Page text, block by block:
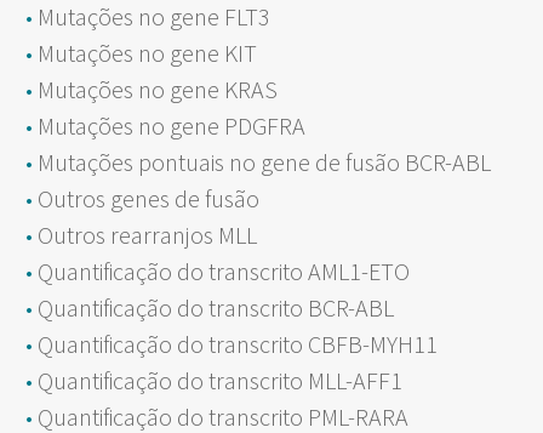
Mutações no gene FLT3
Mutações no gene KIT
Mutações no gene KRAS
Mutações no gene PDGFRA
Mutações pontuais no gene de fusão BCR-ABL
Outros genes de fusão
Outros rearranjos MLL
Quantificação do transcrito AML1-ETO
Quantificação do transcrito BCR-ABL
Quantificação do transcrito CBFB-MYH11
Quantificação do transcrito MLL-AFF1
Quantificação do transcrito PML-RARA